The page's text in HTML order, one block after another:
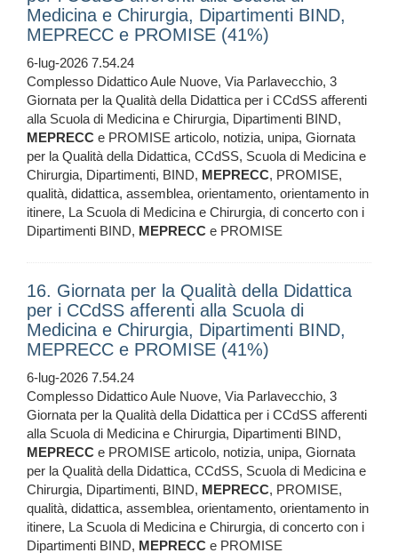
Medicina e Chirurgia, Dipartimenti BIND,
MEPRECC e PROMISE (41%)
6-lug-2026 7.54.24
Complesso Didattico Aule Nuove, Via Parlavecchio, 3
Giornata per la Qualità della Didattica per i CCdSS afferenti
alla Scuola di Medicina e Chirurgia, Dipartimenti BIND,
MEPRECC e PROMISE articolo, notizia, unipa, Giornata
per la Qualità della Didattica, CCdSS, Scuola di Medicina e
Chirurgia, Dipartimenti, BIND, MEPRECC, PROMISE,
qualità, didattica, assemblea, orientamento, orientamento in
itinere, La Scuola di Medicina e Chirurgia, di concerto con i
Dipartimenti BIND, MEPRECC e PROMISE
16. Giornata per la Qualità della Didattica
per i CCdSS afferenti alla Scuola di
Medicina e Chirurgia, Dipartimenti BIND,
MEPRECC e PROMISE (41%)
6-lug-2026 7.54.24
Complesso Didattico Aule Nuove, Via Parlavecchio, 3
Giornata per la Qualità della Didattica per i CCdSS afferenti
alla Scuola di Medicina e Chirurgia, Dipartimenti BIND,
MEPRECC e PROMISE articolo, notizia, unipa, Giornata
per la Qualità della Didattica, CCdSS, Scuola di Medicina e
Chirurgia, Dipartimenti, BIND, MEPRECC, PROMISE,
qualità, didattica, assemblea, orientamento, orientamento in
itinere, La Scuola di Medicina e Chirurgia, di concerto con i
Dipartimenti BIND, MEPRECC e PROMISE